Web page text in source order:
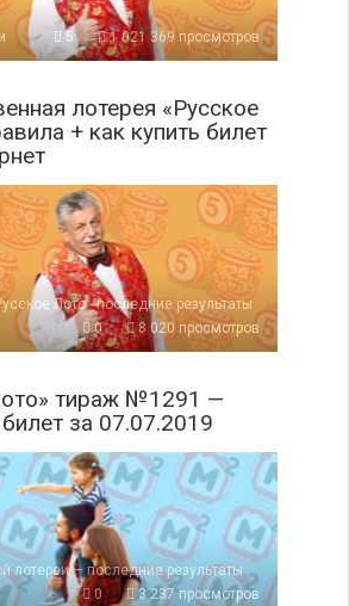
5 1 021 369 просмотров
лотерея «Русское
+ как купить билет
Лото - последние результаты
0
8 020 просмотров
тираж №1291 —
за 07.07.2019
лотереи — последние результаты
0
3 237 просмотров